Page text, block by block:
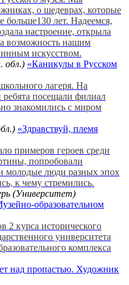
о шедеврах, которые
лет. Надеемся,
настроение, открыла
возможность нашим
искусством.
обл.) «Каникулы в Русском
лагеря. На
посещали филиал
знакомились с миром
«Здравствуй, племя
примеров героев среди
попробовали
молодые люди разных эпох
к чему стремились.
(Университет)
образовательном
2 курса исторического
университета
комплекса
над пропастью. Художник